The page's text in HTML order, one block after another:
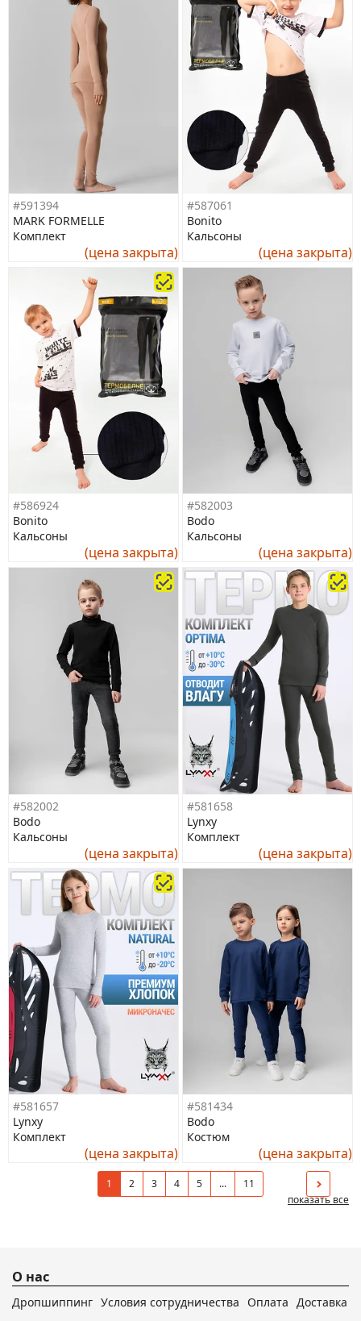
#591394
MARK FORMELLE
Комплект
(цена закрыта)
#587061
Bonito
Кальсоны
(цена закрыта)
#586924
Bonito
Кальсоны
(цена закрыта)
#582003
Bodo
Кальсоны
(цена закрыта)
#582002
Bodo
Кальсоны
(цена закрыта)
#581658
Lynxy
Комплект
(цена закрыта)
#581657
Lynxy
Комплект
(цена закрыта)
#581434
Bodo
Костюм
(цена закрыта)
1 2 3 4 5 ...
11
показать все
О нас
Дропшиппинг Условия сотрудничества Оплата Доставка